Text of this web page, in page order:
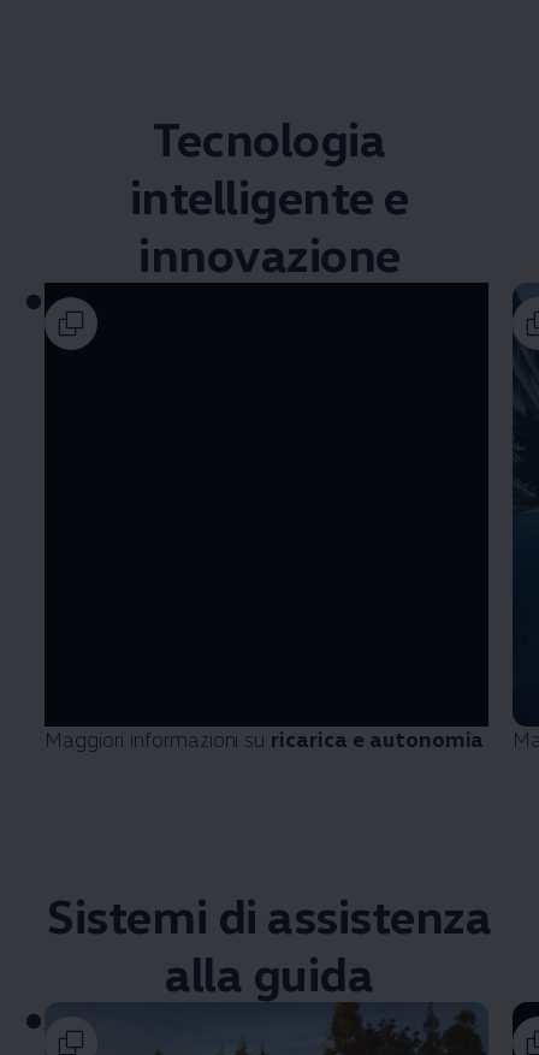
Tecnologia
intelligente e
innovazione
Maggiori informazioni su ricarica e autonomia
Sistemi di assistenza
alla guida